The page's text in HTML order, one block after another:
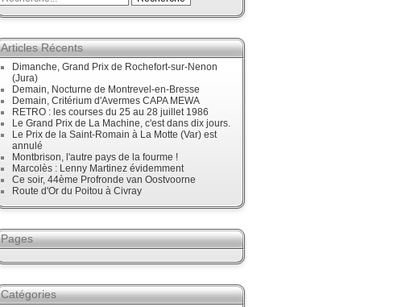
Articles Récents
Dimanche, Grand Prix de Rochefort-sur-Nenon
(Jura)
Demain, Nocturne de Montrevel-en-Bresse
Demain, Critérium d'Avermes CAPA MEWA
RETRO : les courses du 25 au 28 juillet 1986
Le Grand Prix de La Machine, c'est dans dix jours.
Le Prix de la Saint-Romain à La Motte (Var) est
annulé
Montbrison, l'autre pays de la fourme !
Marcolès : Lenny Martinez évidemment
Ce soir, 44ème Profronde van Oostvoorne
Route d'Or du Poitou à Civray
Pages
Catégories